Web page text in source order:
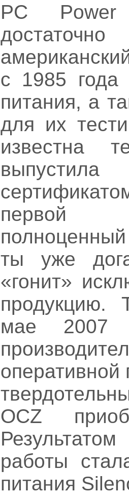
PC
с 1985 года
питания, а
для их
известна
первой
ты уже
«гонит»
мае 2007
оперативной
OCZ
работы
питания